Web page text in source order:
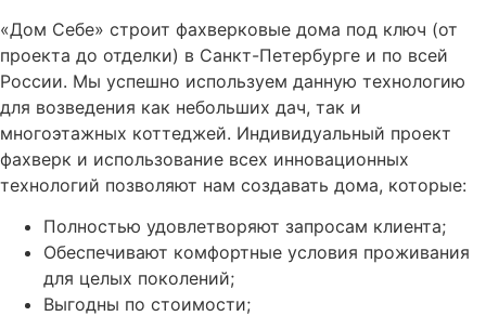
«Дом Себе» строит фахверковые дома под ключ (от
проекта до отделки) в Санкт-Петербурге и по всей
России. Мы успешно используем данную технологию
для возведения как небольших дач, так и
многоэтажных коттеджей. Индивидуальный проект
фахверк и использование всех инновационных
технологий позволяют нам создавать дома, которые:
Полностью удовлетворяют запросам клиента;
Обеспечивают комфортные условия проживания
для целых поколений;
Выгодны по стоимости;